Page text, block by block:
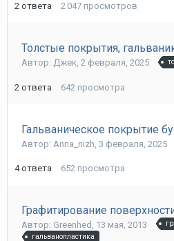
2 ответа 2 047 просмотров
Толстые покрытия,
Автор: Джек, 2 февраля, 2025
2 ответа 642 просмотра
Гальваническое покрытие
Автор: Anna_nizh, 3 февраля, 2025
4 ответа 652 просмотра
Графитирование
Автор: Greenhed, 13 мая, 2013
гальванопластика